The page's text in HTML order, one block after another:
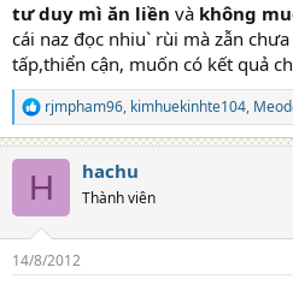
tư duy mì ăn liền và không
cái naz đọc nhiu` rùi mà zẫn
tấp,thiển cận, muốn có kết quả
R
e
s
rjmpham96, kimhuekinhte104,
H hachu
Thành viên
14/8/2012